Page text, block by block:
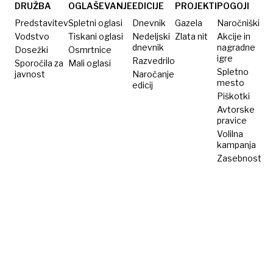
medvedu
vino?
DRUŽBA
Predstavitev
Vodstvo
Dosežki
Sporočila za
javnost
OGLAŠEVANJE
Spletni oglasi
Tiskani oglasi
Osmrtnice
Mali oglasi
EDICIJE
Dnevnik
Nedeljski
dnevnik
Razvedrilo
Naročanje
edicij
PROJEKTI
Gazela
Zlata nit
POGOJI
Naročniški
Akcije in
nagradne
igre
Spletno
mesto
Piškotki
Avtorske
pravice
Volilna
kampanja
Zasebnost